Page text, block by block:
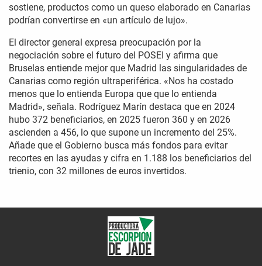
sostiene, productos como un queso elaborado en Canarias
podrían convertirse en «un artículo de lujo».
El director general expresa preocupación por la
negociación sobre el futuro del POSEI y afirma que
Bruselas entiende mejor que Madrid las singularidades de
Canarias como región ultraperiférica. «Nos ha costado
menos que lo entienda Europa que que lo entienda
Madrid», señala. Rodríguez Marín destaca que en 2024
hubo 372 beneficiarios, en 2025 fueron 360 y en 2026
ascienden a 456, lo que supone un incremento del 25%.
Añade que el Gobierno busca más fondos para evitar
recortes en las ayudas y cifra en 1.188 los beneficiarios del
trienio, con 32 millones de euros invertidos.